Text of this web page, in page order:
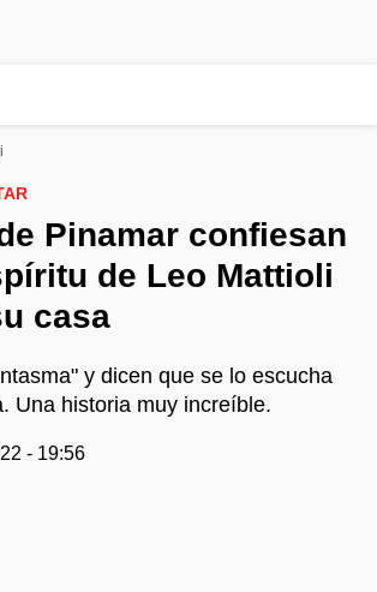
Pinamar confiesan
de Leo Mattioli
casa
y dicen que se lo escucha
Una historia muy increíble.
- 19:56